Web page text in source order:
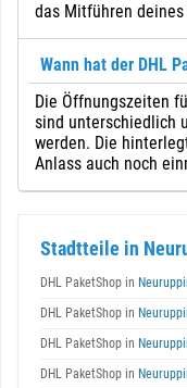
das Mitführen
Wann hat der DHL
Die Öffnungszeiten
sind unterschiedlich
werden. Die
Anlass auch noch
Stadtteile in
DHL PaketShop in
DHL PaketShop in
DHL PaketShop in
DHL PaketShop in